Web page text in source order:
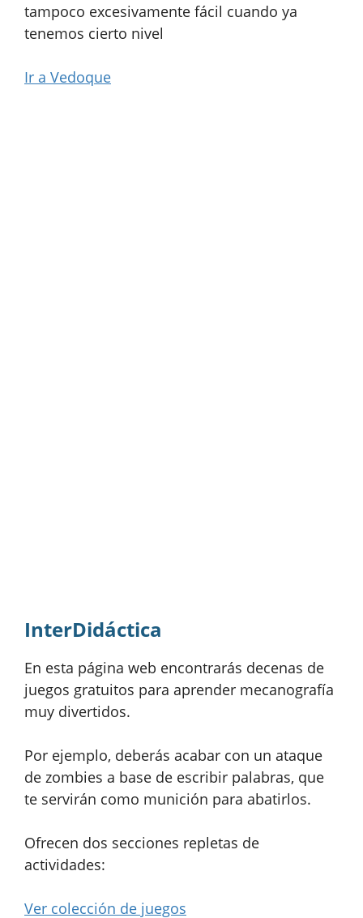
tampoco excesivamente fácil cuando ya
tenemos cierto nivel
Ir a Vedoque
InterDidáctica
En esta página web encontrarás decenas de
juegos gratuitos para aprender mecanografía
muy divertidos.
Por ejemplo, deberás acabar con un ataque
de zombies a base de escribir palabras, que
te servirán como munición para abatirlos.
Ofrecen dos secciones repletas de
actividades:
Ver colección de juegos